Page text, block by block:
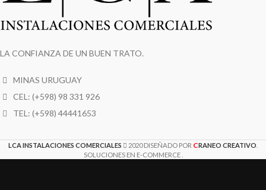
LA CONFIANZA DE UN BUEN TRATO.
MINAS URUGUAY
CEL: (+598) 98 331 926
TEL: (+598) 44441653
LCA INSTALACIONES COMERCIALES 2020 DISEÑADO POR CRANEO CREATIVO
SOLUCIONES EN E-COMMERCE .